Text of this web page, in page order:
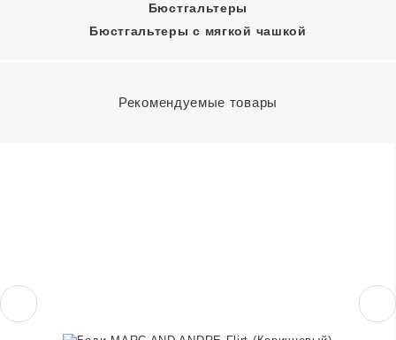
Бюстгальтеры
Бюстгальтеры с мягкой чашкой
Рекомендуемые товары